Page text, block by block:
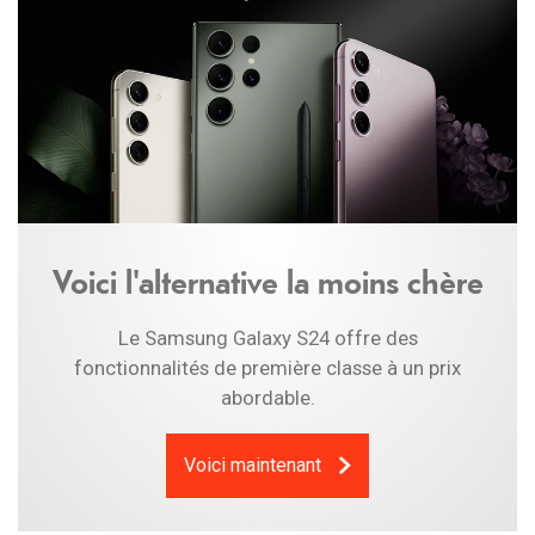
Voici l'alternative la moins chère
Le Samsung Galaxy S24 offre des
fonctionnalités de première classe à un prix
abordable.
Voici maintenant